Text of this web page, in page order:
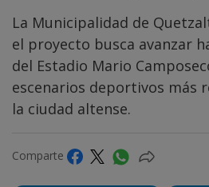
La Municipalidad de
el proyecto busca avanzar
del Estadio Mario
escenarios deportivos más
la ciudad altense.
Comparte